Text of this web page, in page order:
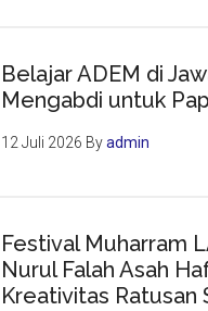
Belajar ADEM di
Mengabdi untuk
12 Juli 2026 Byadmin
Festival Muharram
Nurul Falah Asah
Kreativitas Ratusan